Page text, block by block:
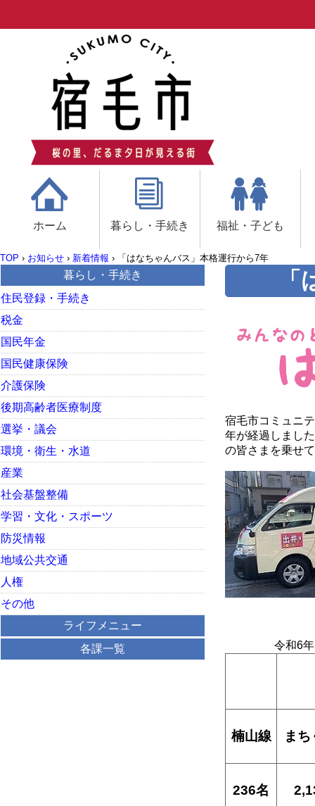
ホーム 暮らし・手続き 福祉・子ども
TOP › お知らせ › 新着情報 › 「はなちゃんバス」本格運行から7年
宿毛市コミュニ
年が経過しまし
の皆さまを乗せ
令和6
楠山線 まち
236名
暮らし・手続き
住民登録・手続き
税金
国民年金
国民健康保険
介護保険
後期高齢者医療制度
選挙・議会
環境・衛生・水道
産業
社会基盤整備
学習・文化・スポーツ
防災情報
地域公共交通
人権
その他
ライフメニュー
各課一覧